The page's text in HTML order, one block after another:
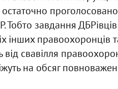
Тобто завдання
інших правоохоронців
свавілля
на обсяг